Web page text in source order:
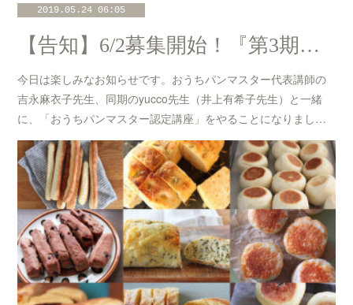
2019.05.24 06:05
【告知】6/2募集開始！『第3期・おうちパンマスター認定講座』東急BEたまプラーザ校
今日は楽しみなお知らせです。おうちパンマスター代表講師の
吉永麻衣子先生、同期のyucco先生（井上有希子先生）と一緒
に、「おうちパンマスター認定講座」をやることになりまし…